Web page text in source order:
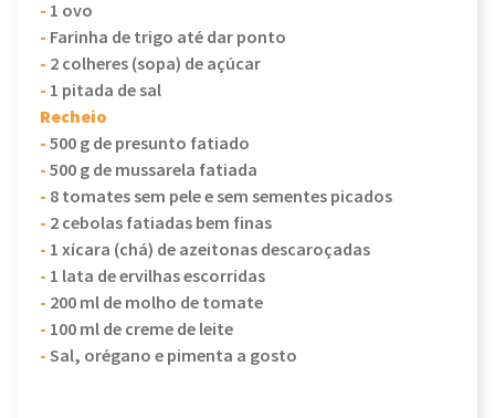
- 1 ovo
- Farinha de trigo até dar ponto
- 2 colheres (sopa) de açúcar
- 1 pitada de sal
Recheio
-500 g de presunto fatiado
-500 g de mussarela fatiada
- 8 tomates sem pele e sem sementes picados
- 2 cebolas fatiadas bem finas
- 1 xícara (chá) de azeitonas descaroçadas
- 1 lata de ervilhas escorridas
- 200 ml de molho de tomate
- 100 ml de creme de leite
-Sal, orégano e pimenta a gosto